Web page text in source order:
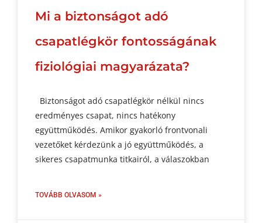
Mi a biztonságot adó
csapatlégkör fontosságának
fiziológiai magyarázata?
Biztonságot adó csapatlégkör nélkül nincs
eredményes csapat, nincs hatékony
együttműködés. Amikor gyakorló frontvonali
vezetőket kérdezünk a jó együttműködés, a
sikeres csapatmunka titkairól, a válaszokban
TOVÁBB OLVASOM »